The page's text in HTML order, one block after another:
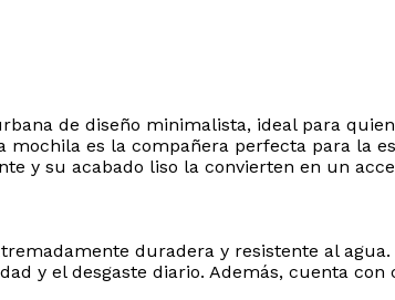
de diseño minimalista, ideal para
es la compañera perfecta para la
y su acabado liso la convierten en un
duradera y resistente al
y el desgaste diario. Además, cuenta